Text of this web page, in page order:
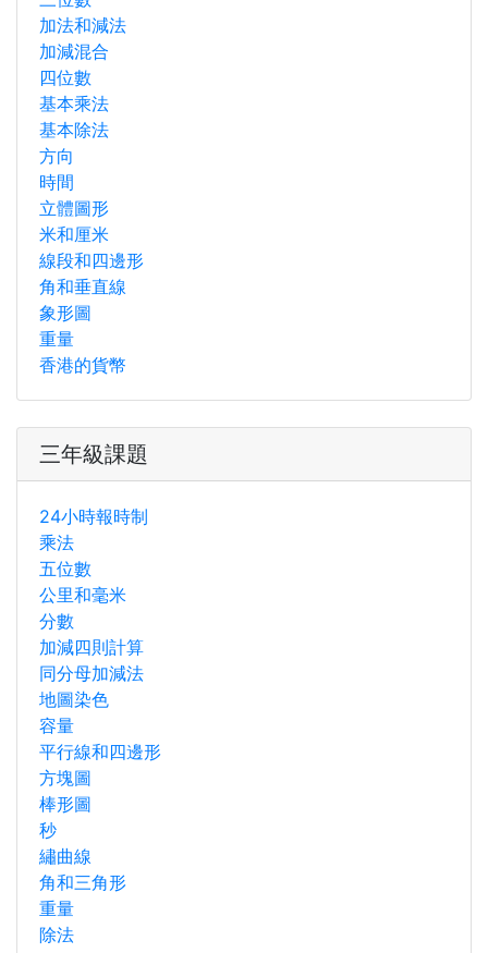
加法和減法
加減混合
四位數
基本乘法
基本除法
方向
時間
立體圖形
米和厘米
線段和四邊形
角和垂直線
象形圖
重量
香港的貨幣
三年級課題
24小時報時制
乘法
五位數
公里和毫米
分數
加減四則計算
同分母加減法
地圖染色
容量
平行線和四邊形
方塊圖
棒形圖
秒
繡曲線
角和三角形
重量
除法